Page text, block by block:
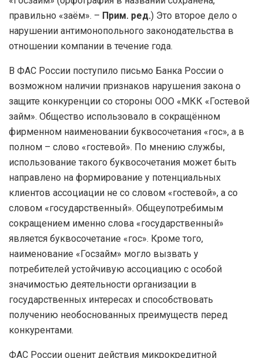
правильно «заём». – Прим. ред.) Это второе дело о
нарушении антимонопольного законодательства в
отношении компании в течение года.
В ФАС России поступило письмо Банка России о
возможном наличии признаков нарушения закона о
защите конкуренции со стороны ООО «МКК «Гостевой
займ». Общество использовало в сокращённом
фирменном наименовании буквосочетания «гос», а в
полном – слово «гостевой». По мнению службы,
использование такого буквосочетания может быть
направлено на формирование у потенциальных
клиентов ассоциации не со словом «гостевой», а со
словом «государственный». Общеупотребимым
сокращением именно слова «государственный»
является буквосочетание «гос». Кроме того,
наименование «Госзайм» могло вызвать у
потребителей устойчивую ассоциацию с особой
значимостью деятельности организации в
государственных интересах и способствовать
получению необоснованных преимуществ перед
конкурентами.
ФАС России оценит действия микрокредитной